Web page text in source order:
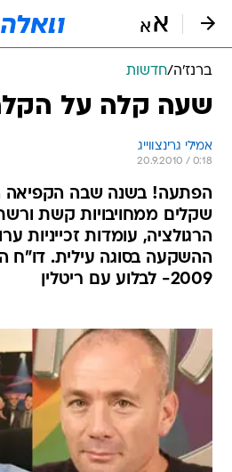
ברנז'ה/חדשות
שעה קלה על
אמילי גרינצווייג
20.9.2010 / 0:18
הפתעה! בשנה שבה הקפיאה
שקלים ממחויבויות קשת
ההשקעה בסוגה עילית. דו"ח
2009- לבלוע עם ריטלין